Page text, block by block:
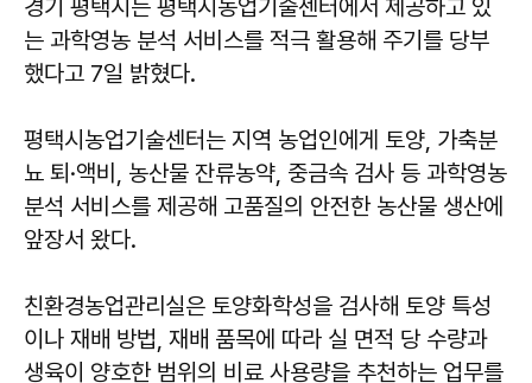
경기 평택시는 평택시농업기술센터에서 제공하고 있
는 과학영농 분석 서비스를 적극 활용해 주기를 당부
했다고 7일 밝혔다.
평택시농업기술센터는 지역 농업인에게 토양, 가축분
뇨 퇴·액비, 농산물 잔류농약, 중금속 검사 등 과학영농
분석 서비스를 제공해 고품질의 안전한 농산물 생산에
앞장서 왔다.
친환경농업관리실은 토양화학성을 검사해 토양 특성
이나 재배 방법, 재배 품목에 따라 실 면적 당 수량과
생육이 양호한 범위의 비료 사용량을 추천하는 업무를